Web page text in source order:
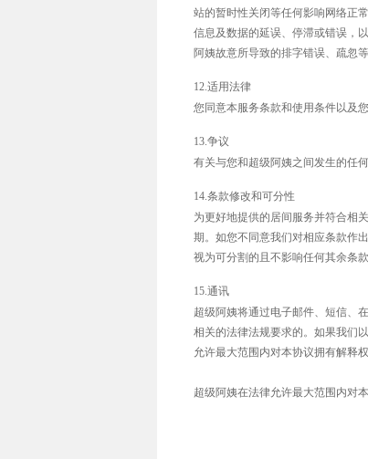
站的暂时性关闭等任何影响网络正
信息及数据的延误、停滞或错误，
阿姨故意所导致的排字错误、疏忽
12.适用法律
您同意本服务条款和使用条件以及
13.争议
有关与您和超级阿姨之间发生的任
14.条款修改和可分性
为更好地提供的居间服务并符合相
期。如您不同意我们对相应条款作
视为可分割的且不影响任何其余条
15.通讯
超级阿姨将通过电子邮件、短信、
相关的法律法规要求的。如果我们
允许最大范围内对本协议拥有解释权
超级阿姨在法律允许最大范围内对